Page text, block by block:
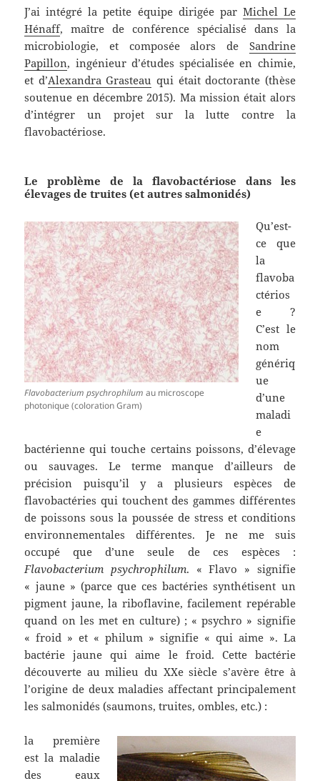
J’ai intégré la petite équipe dirigée par Michel Le
Hénaff, maître de conférence spécialisé dans la
microbiologie, et composée alors de Sandrine
Papillon, ingénieur d’études spécialisée en chimie,
et d’Alexandra Grasteau qui était doctorante (thèse
soutenue en décembre 2015). Ma mission était alors
d’intégrer un projet sur la lutte contre la
flavobactériose.
Le problème de la flavobactériose dans les
élevages de truites (et autres salmonidés)
Flavobacterium psychrophilum au microscope
photonique (coloration Gram)
Qu’est-
ce que
la
flavoba
ctérios
e ?
C’est le
nom
génériq
ue
d’une
maladi
e
bactérienne qui touche certains poissons, d’élevage
ou sauvages. Le terme manque d’ailleurs de
précision puisqu’il y a plusieurs espèces de
flavobactéries qui touchent des gammes différentes
de poissons sous la poussée de stress et conditions
environnementales différentes. Je ne me suis
occupé que d’une seule de ces espèces :
Flavobacterium psychrophilum. « Flavo » signifie
« jaune » (parce que ces bactéries synthétisent un
pigment jaune, la riboflavine, facilement repérable
quand on les met en culture) ; « psychro » signifie
« froid » et « philum » signifie « qui aime ». La
bactérie jaune qui aime le froid. Cette bactérie
découverte au milieu du XXe siècle s’avère être à
l’origine de deux maladies affectant principalement
les salmonidés (saumons, truites, ombles, etc.) :
la première
est la maladie
des eaux